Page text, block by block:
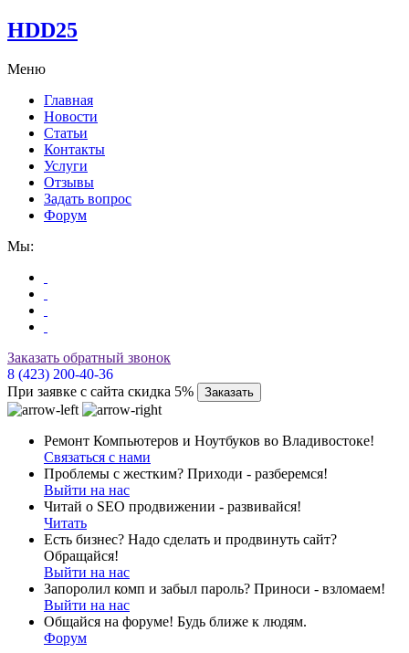
HDD25
Меню
Главная
Новости
Статьи
Контакты
Услуги
Отзывы
Задать вопрос
Форум
Мы:
Заказать обратный звонок
8 (423) 200-40-36
При заявке с сайта скидка 5%
Заказать
Ремонт Компьютеров и Ноутбуков во Владивостоке!
Связаться с нами
Проблемы с жестким? Приходи - разберемся!
Выйти на нас
Читай о SEO продвижении - развивайся!
Читать
Есть бизнес? Надо сделать и продвинуть сайт?
Обращайся!
Выйти на нас
Запоролил комп и забыл пароль? Приноси - взломаем!
Выйти на нас
Общайся на форуме! Будь ближе к людям.
Форум